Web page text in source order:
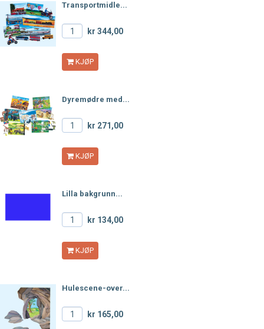
Transportmidle...
kr 344,00
KJØP
Dyremødre med...
kr 271,00
KJØP
Lilla bakgrunn...
kr 134,00
KJØP
Hulescene-over...
kr 165,00